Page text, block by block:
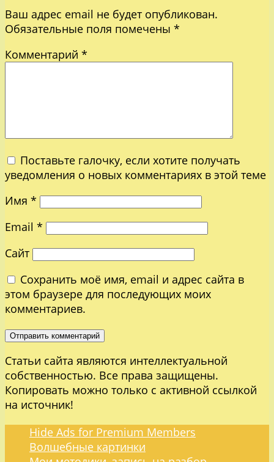
Ваш адрес email не будет опубликован.
Обязательные поля помечены *
Комментарий *
Поставьте галочку, если хотите получать
уведомления о новых комментариях в этой теме
Имя *
Email *
Сайт
Сохранить моё имя, email и адрес сайта в
этом браузере для последующих моих
комментариев.
Статьи сайта являются интеллектуальной
собственностью. Все права защищены.
Копировать можно только с активной ссылкой
на источник!
Hide Ads for Premium Members
Волшебные картинки